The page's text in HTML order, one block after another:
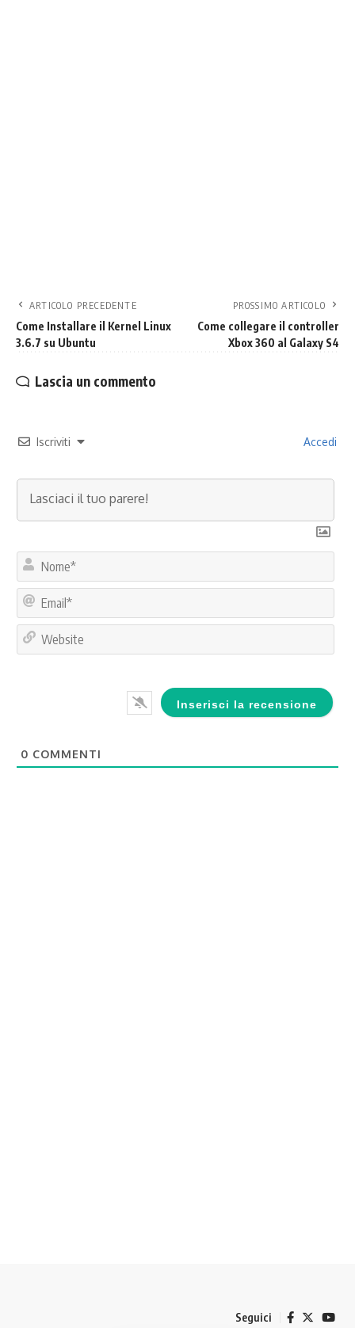
ARTICOLO PRECEDENTE
Come Installare il Kernel Linux
3.6.7 su Ubuntu
PROSSIMO ARTICOLO
Come collegare il controller
Xbox 360 al Galaxy S4
Lascia un commento
Iscriviti Accedi
0 COMMENTI
Seguici